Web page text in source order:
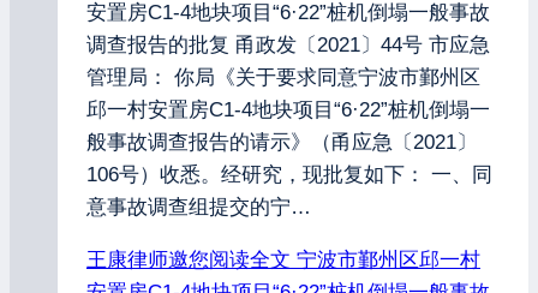
安置房C1-4地块项目“6·22”桩机倒塌一般事故
调查报告的批复 甬政发〔2021〕44号 市应急
管理局： 你局《关于要求同意宁波市鄞州区
邱一村安置房C1-4地块项目“6·22”桩机倒塌一
般事故调查报告的请示》（甬应急〔2021〕
106号）收悉。经研究，现批复如下： 一、同
意事故调查组提交的宁…
王康律师邀您阅读全文 宁波市鄞州区邱一村